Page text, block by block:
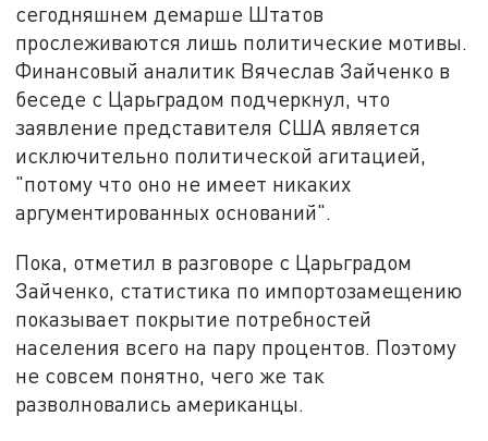
сегодняшнем демарше Штатов
прослеживаются лишь политические мотивы.
Финансовый аналитик Вячеслав Зайченко в
беседе с Царьградом подчеркнул, что
заявление представителя США является
исключительно политической агитацией,
"потому что оно не имеет никаких
аргументированных оснований".
Пока, отметил в разговоре с Царьградом
Зайченко, статистика по импортозамещению
показывает покрытие потребностей
населения всего на пару процентов. Поэтому
не совсем понятно, чего же так
разволновались американцы.